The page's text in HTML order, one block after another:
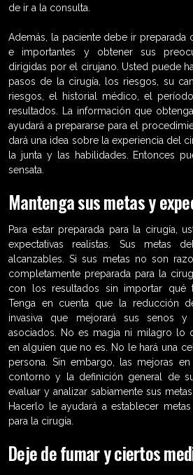
de ir a la consulta.
Además, la paciente debe ir preparada
e importantes y obtener sus
dirigidas por el cirujano. Usted puede
pasos de la cirugía, los riesgos, su
riesgos, el historial médico, el
resultados. La información que
ayudará a prepararse para el
dará una idea sobre la experiencia del
la junta y las habilidades. Entonces
sensata.
Mantenga sus metas y
Para estar preparada para la cirugía,
expectativas realistas. Sus metas
alcanzables. Si sus metas no son
completamente preparada para la
con los resultados sin importar qué
Tenga en cuenta que la reducción
invasiva que mejorará sus senos y
asociados. No es magia ni milagro lo
en alguien que no es. No le hará una
persona. Sin embargo, las mejoras
contorno y la definición general de
evaluar y analizar sabiamente sus
Hacerlo le ayudará a establecer
para la cirugía.
Deje de fumar y ciertos